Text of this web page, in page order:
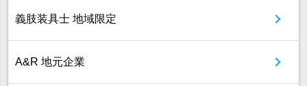
義肢装具士 地域限定
A&R 地元企業